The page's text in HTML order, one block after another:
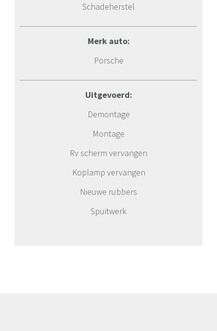
Schadeherstel
Merk auto:
Porsche
Uitgevoerd:
Demontage
Montage
Rv scherm vervangen
Koplamp vervangen
Nieuwe rubbers
Spuitwerk